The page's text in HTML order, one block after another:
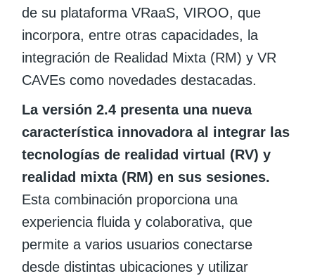
de su plataforma VRaaS, VIROO, que
incorpora, entre otras capacidades, la
integración de Realidad Mixta (RM) y VR
CAVEs como novedades destacadas.
La versión 2.4 presenta una nueva
característica innovadora al integrar las
tecnologías de realidad virtual (RV) y
realidad mixta (RM) en sus sesiones.
Esta combinación proporciona una
experiencia fluida y colaborativa, que
permite a varios usuarios conectarse
desde distintas ubicaciones y utilizar